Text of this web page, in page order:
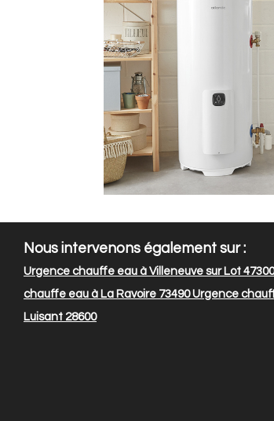
Nous intervenons également sur :
Urgence chauffe eau à Villeneuve sur Lot 47300
chauffe eau à La Ravoire 73490Urgence
Luisant 28600